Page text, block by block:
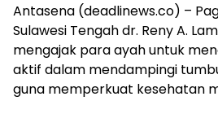
Antasena (deadlinews.co) –
Sulawesi Tengah dr. Reny A.
mengajak para ayah untuk
aktif dalam mendampingi
guna memperkuat kesehatan